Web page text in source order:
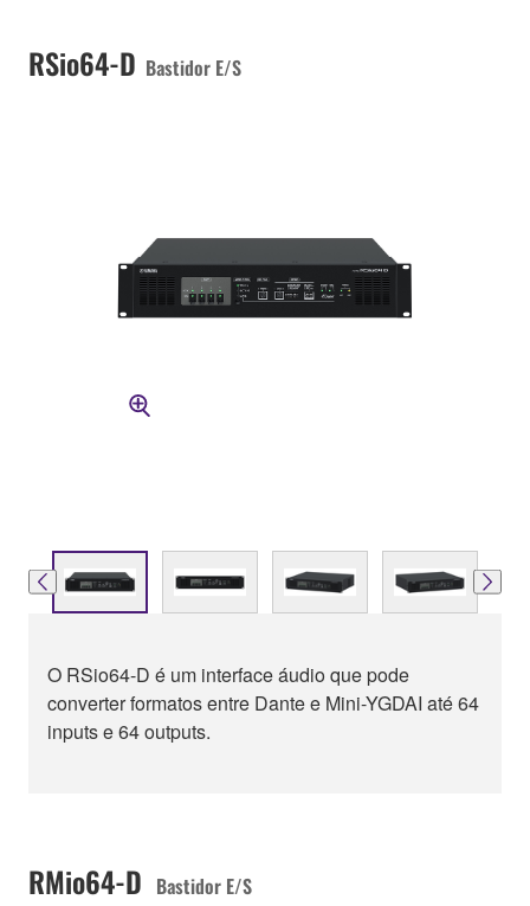
RSio64-D Bastidor E/S
O RSio64-D é um interface áudio que pode
converter formatos entre Dante e Mini-YGDAI até 64
inputs e 64 outputs.
RMio64-D Bastidor E/S